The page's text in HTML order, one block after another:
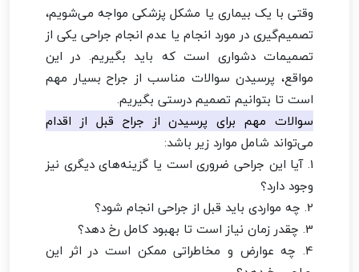
وقتی با یک بیماری یا مشکل پزشکی مواجه می‌شویم،
تصمیم‌گیری در مورد انجام یا عدم انجام جراحی یکی از
تصمیمات دشواری است که باید بگیریم. در این
مواقع، پرسیدن سوالات مناسب از جراح بسیار مهم
است تا بتوانیم تصمیم درستی بگیریم.
سوالات مهم برای پرسیدن از جراح قبل از اقدام
می‌تواند شامل موارد زیر باشد:
1. آیا این جراحی ضروری است یا گزینه‌های دیگری نیز
وجود دارد؟
2. چه مواردی باید قبل از جراحی انجام شود؟
3. چقدر زمان نیاز است تا بهبود کامل رخ دهد؟
4. چه عوارض و مخاطراتی ممکن است در اثر این